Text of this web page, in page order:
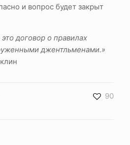
и вопрос будет закрыт
договор о правилах
джентльменами.»
90